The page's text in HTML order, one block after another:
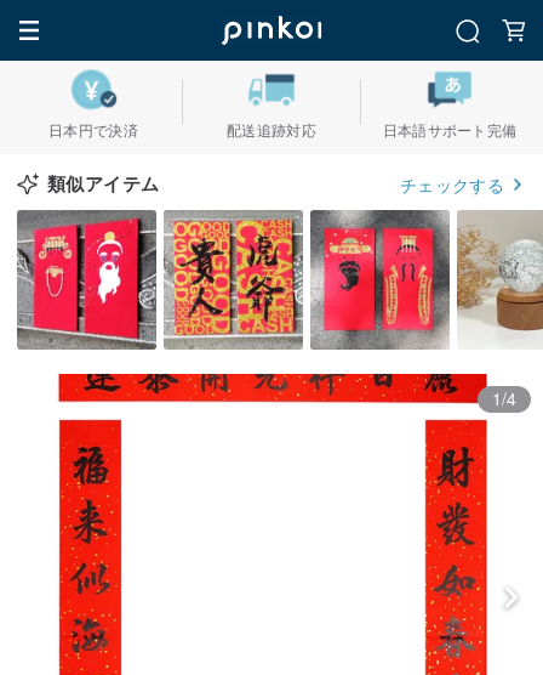
日本円で決済 配送追跡対応 日本語サポート完備
類似アイテム チェックする
1/4